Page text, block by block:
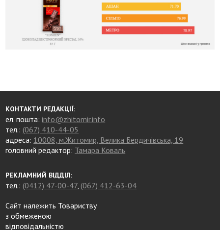
КОНТАКТИ РЕДАКЦІЇ:
ел. пошта:info@zhitomir.info
тел.: (067) 410-44-05
адреса: 10008, м.Житомир, Велика Бердичівська, 19
головний редактор: Тамара Коваль
РЕКЛАМНИЙ ВІДДІЛ:
тел.: (0412) 47-00-47, (067) 412-63-04
Сайт належить Товариству
з обмеженою
відповідальністю